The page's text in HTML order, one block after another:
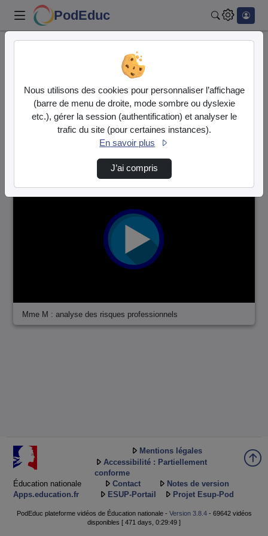
PodEduc
1 vidéo trouvée
Audio Vidéo
Direction de tri
Mme M : analyse des risques professionnels
Éducation nationale
Apps.education.fr
Mentions légales
Accessibilité : Partiellement
conforme
Contact
Notes de version
ESUP-Portail
Projet Esup-Pod
PodEduc plateforme vidéos de Éducation nationale - Version 3.8.4- 69642 vidéos
disponibles [ 471 days, 0:29:49 ]
Nous utilisons des cookies pour personnaliser l’affichage
(barre de menu de droite, mode sombre ou dyslexie
etc.), gérer la session (authentification) et analyser le
trafic du site (pour certaines instances).
En savoir plus
J’ai compris